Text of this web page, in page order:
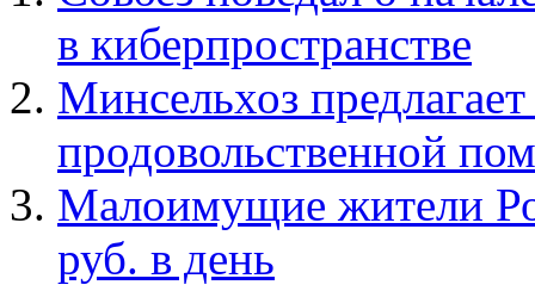
в киберпространстве
Минсельхоз
продовольственной
Малоимущие жители
руб. в день